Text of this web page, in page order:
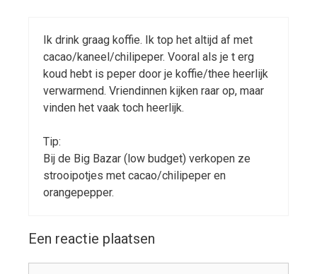
Ik drink graag koffie. Ik top het altijd af met
cacao/kaneel/chilipeper. Vooral als je t erg
koud hebt is peper door je koffie/thee heerlijk
verwarmend. Vriendinnen kijken raar op, maar
vinden het vaak toch heerlijk.
Tip:
Bij de Big Bazar (low budget) verkopen ze
strooipotjes met cacao/chilipeper en
orangepepper.
Een reactie plaatsen